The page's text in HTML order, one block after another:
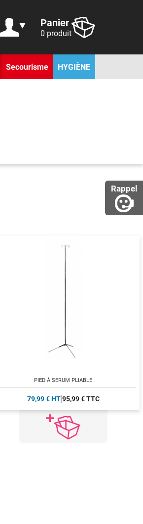
Rappel
Panier
0 produit
Secourisme HYGIÈNE
PIED À SÉRUM PLIABLE
79,99 € HT 95,99 € TTC